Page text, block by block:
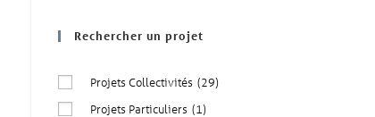
Rechercher un projet
Projets Collectivités (29)
Projets Particuliers (1)